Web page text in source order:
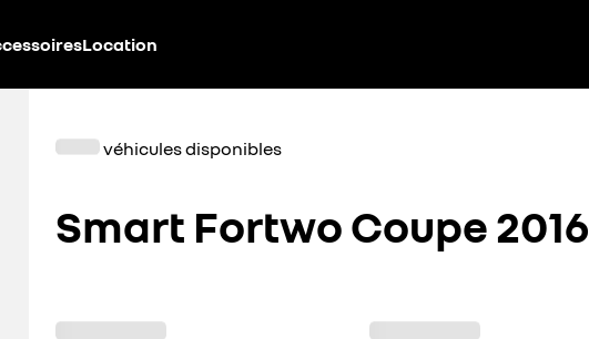
Location
véhicules disponibles
Smart Fortwo Coupe 2016